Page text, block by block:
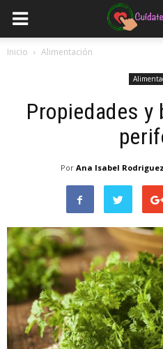
Inicio Alimentación
Propiedades
Por Ana Isabel Rodriguez